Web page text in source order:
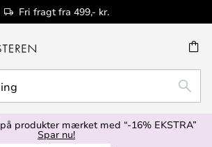
Fri fragt fra 499,- kr.
SØG
på produkter mærket med “-16% EKSTRA”
Spar nu!